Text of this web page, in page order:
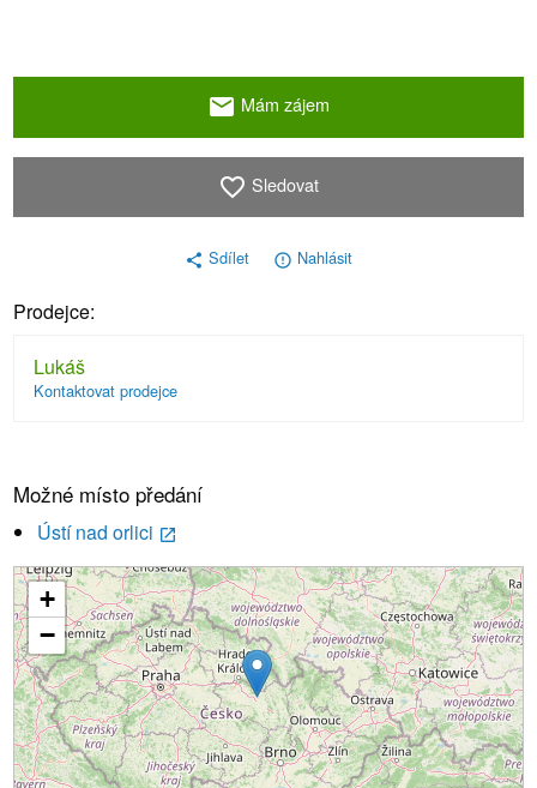
email Mám zájem
favorite_border Sledovat
share Sdílet error_outline Nahlásit
Prodejce:
Lukáš
Kontaktovat prodejce
Možné místo předání
Ústí nad orlici launch
Načítání...
+
−